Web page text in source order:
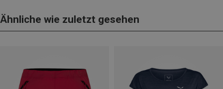
Ähnliche wie zuletzt gesehen